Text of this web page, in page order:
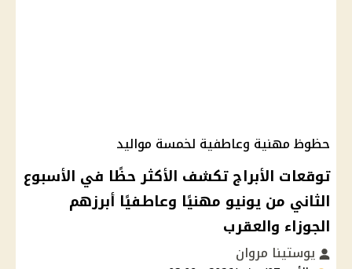
حظوظ مهنية وعاطفية لخمسة مواليد
توقعات الأبراج تكشف الأكثر حظًا في الأسبوع
الثاني من يونيو مهنيًا وعاطفيًا أبرزهم
الجوزاء والعقرب
يوستينا مروان